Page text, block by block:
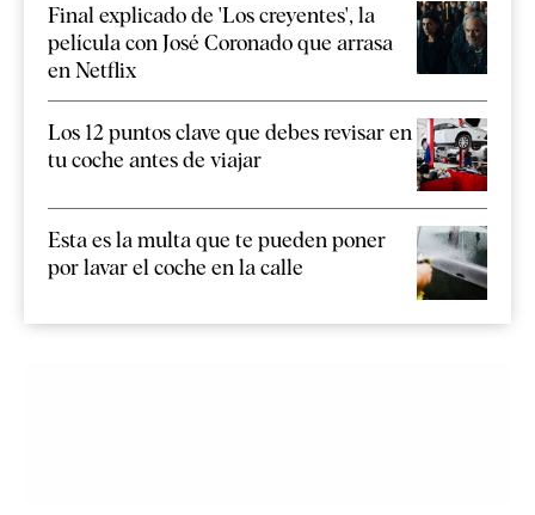
Final explicado de 'Los creyentes', la
película con José Coronado que arrasa
en Netflix
Los 12 puntos clave que debes revisar en
tu coche antes de viajar
Esta es la multa que te pueden poner
por lavar el coche en la calle